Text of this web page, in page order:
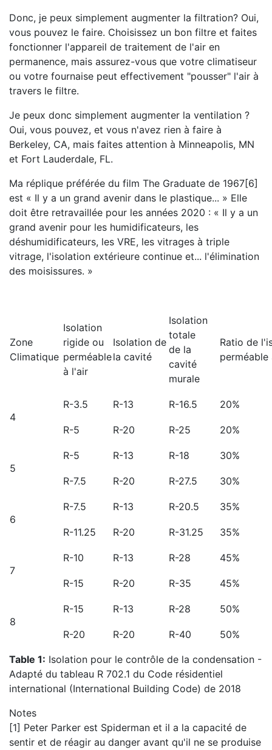
Donc, je peux simplement augmenter la filtration? Oui,
vous pouvez le faire. Choisissez un bon filtre et faites
fonctionner l'appareil de traitement de l'air en
permanence, mais assurez-vous que votre climatiseur
ou votre fournaise peut effectivement "pousser" l'air à
travers le filtre.
Je peux donc simplement augmenter la ventilation ?
Oui, vous pouvez, et vous n'avez rien à faire à
Berkeley, CA, mais faites attention à Minneapolis, MN
et Fort Lauderdale, FL.
Ma réplique préférée du film The Graduate de 1967[6]
est « Il y a un grand avenir dans le plastique... » Elle
doit être retravaillée pour les années 2020 : « Il y a un
grand avenir pour les humidificateurs, les
déshumidificateurs, les VRE, les vitrages à triple
vitrage, l'isolation extérieure continue et... l'élimination
des moisissures. »
Zone
Climatique
Isolation
rigide ou
perméable
à l'air
Isolation de
la cavité
Isolation
totale
de la
cavité
murale
Ratio de
4
R-3.5 R-13 R-16.5 20%
R-5 R-20 R-25 20%
5
R-5 R-13 R-18 30%
R-7.5 R-20 R-27.5 30%
6
R-7.5 R-13 R-20.5 35%
R-11.25 R-20 R-31.25 35%
7
R-10 R-13 R-28 45%
R-15 R-20 R-35 45%
8
R-15 R-13 R-28 50%
R-20 R-20 R-40 50%
Table 1: Isolation pour le contrôle de la condensation -
Adapté du tableau R 702.1 du Code résidentiel
international (International Building Code) de 2018
Notes
[1] Peter Parker est Spiderman et il a la capacité de
sentir et de réagir au danger avant qu'il ne se produise